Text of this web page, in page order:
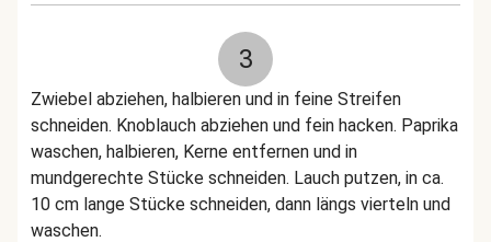
3
Zwiebel abziehen, halbieren und in feine Streifen
schneiden. Knoblauch abziehen und fein hacken. Paprika
waschen, halbieren, Kerne entfernen und in
mundgerechte Stücke schneiden. Lauch putzen, in ca.
10 cm lange Stücke schneiden, dann längs vierteln und
waschen.